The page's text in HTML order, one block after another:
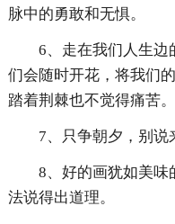
脉中的勇敢和无惧。
6、走在我们人生边
们会随时开花，将我们
踏着荆棘也不觉得痛苦。
7、只争朝夕，别说
8、好的画犹如美味
法说得出道理。